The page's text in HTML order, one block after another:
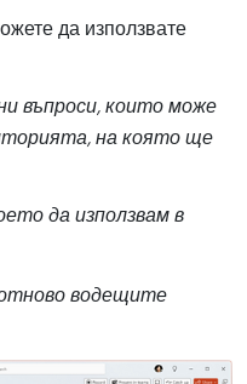
да използвате
въпроси, които може
на която ще
да използвам в
водещите